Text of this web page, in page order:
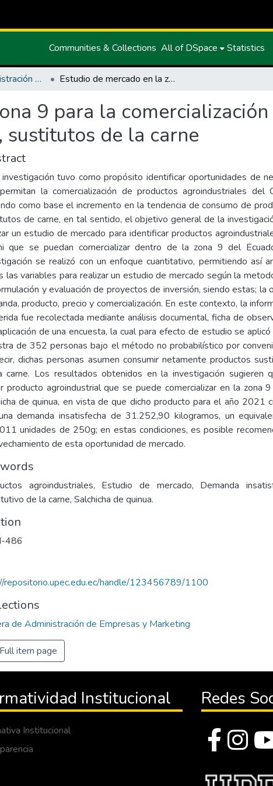
Communities & Collections All of DSpace Statistics
Carrera de Administración de Empresas y Marketing Estudio de mercado en la zona 9 para la comercialización de productos agroindustriales del Carchi, sustitutos de la carne
9 para la
de la carne
tuvo como propósito identificar oportunidades de
la comercialización de productos agroindustriales del
como base el incremento en la tendencia de consumo de
de carne, en tal sentido, el objetivo general de la
un estudio de mercado para identificar productos
que se puedan comercializar dentro de la zona 9 del
se realizó con un enfoque cuantitativo, permitiendo así
las variables para realizar un estudio de mercado según la
y evaluación de proyectos de inversión, siendo estas; la
producto, precio y comercialización. En este contexto, la
fue recolectada mediante análisis documental, ficha de
de una encuesta, la cual para efecto de estudio se aplicó
de 352 personas bajo el método no probabilístico por
dichas personas asumen consumir netamente productos
carne. Los resultados obtenidos en la investigación sugieren
producto agroindustrial que se puede comercializar en la zona
de quinua, en vista de que dicho producto para el año 2021
demanda insatisfecha de 31.252,90 kilogramos, un
unidades de 250g; en estas condiciones, es posible
de esta oportunidad de mercado.
agroindustriales, Estudio de mercado, Demanda
de la carne, Salchicha de quinua.
486
repositorio.upec.edu.ec/handle/123456789/1100
de Administración de Empresas y Marketing
Full item page
Institucional
Institucional
Redes